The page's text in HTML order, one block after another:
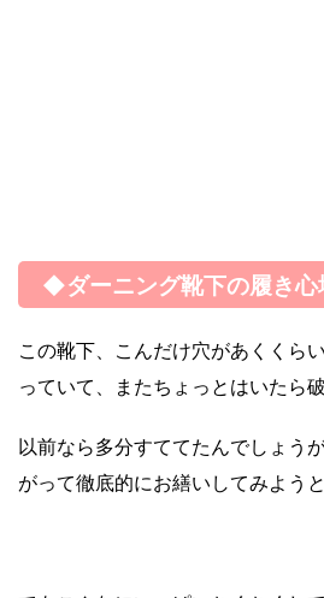
◆ダーニング靴下の履き心
この靴下、こんだけ穴があくくら
っていて、またちょっとはいたら
以前なら多分すててたんでしょう
がって徹底的にお繕いしてみよう